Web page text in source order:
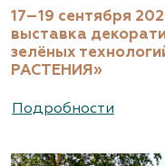
17–19 сентября
выставка
зелёных
РАСТЕНИЯ»
Подробности